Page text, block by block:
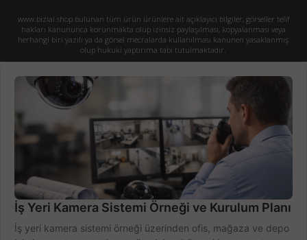
www.bizial.shop bulunan tüm ürün ürünlere ait açıklayıcı bilgiler, görseller telif
hakları kanununca korunmakta olup izinsiz paylaşılması, kopyalanması veya
herhangi biri yazılı ya da görsel mecralarda kullanılması kanunen yasaklanmış
olup hukuki yaptırıma tabi tutulmaktadır.
İş Yeri Kamera Sistemi Örneği ve Kurulum Planı
İş yeri kamera sistemi örneği üzerinden ofis, mağaza ve depo